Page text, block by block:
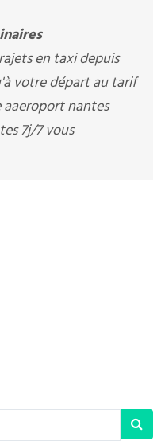
en taxi depuis
votre départ au tarif
aaeroport nantes
7j/7 vous